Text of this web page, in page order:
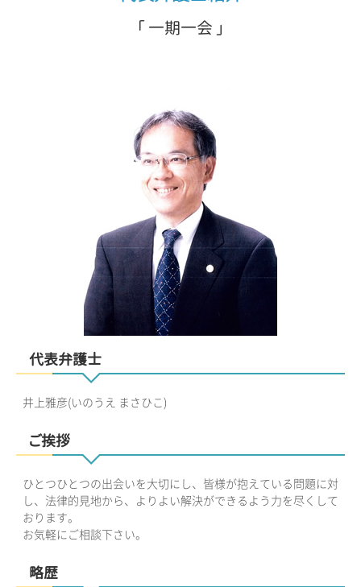
「 一期一会 」
代表弁護士
井上雅彦(いのうえ まさひこ)
ご挨拶
ひとつひとつの出会いを大切にし、皆様が抱えている問題に対
し、法律的見地から、よりよい解決ができるよう力を尽くして
おります。
お気軽にご相談下さい。
略歴